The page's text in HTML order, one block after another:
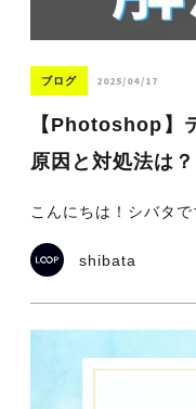
ブログ 2025/04/17
【Photoshop】
原因と対処法は？
こんにちは！シバタ
shibata